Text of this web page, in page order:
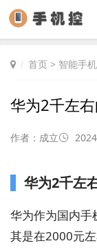
首页 > 智能手机
华为2千左
作者：成立
华为2千左
华为作为国内手
其是在2000元